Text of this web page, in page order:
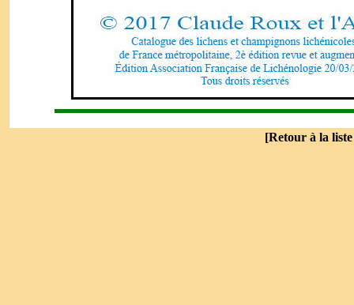
[Retour à la liste